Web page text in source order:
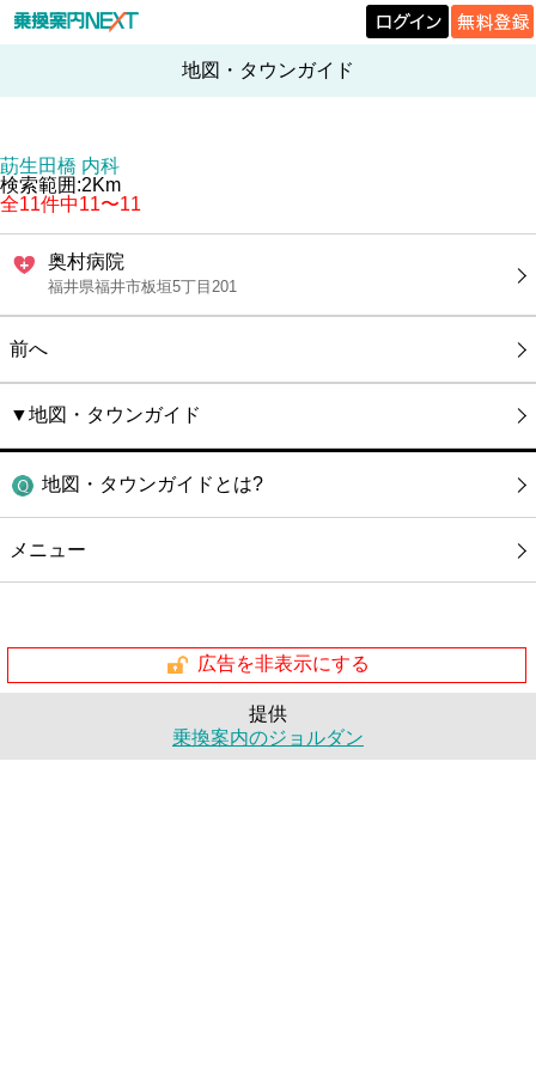
地図・タウンガイド
莇生田橋 内科
検索範囲:2Km
全11件中11〜11
奥村病院
福井県福井市板垣5丁目201
前へ
▼地図・タウンガイド
地図・タウンガイドとは?
メニュー
広告を非表示にする
提供
乗換案内のジョルダン